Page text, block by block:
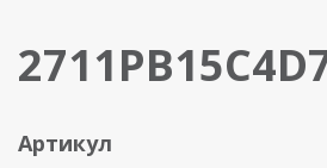
Артикул